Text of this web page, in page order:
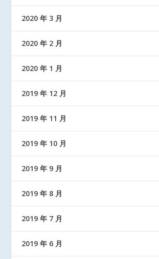
2020 年 3 月
2020 年 2 月
2020 年 1 月
2019 年 12 月
2019 年 11 月
2019 年 10 月
2019 年 9 月
2019 年 8 月
2019 年 7 月
2019 年 6 月